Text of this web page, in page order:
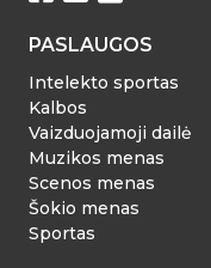
PASLAUGOS
Intelekto sportas
Kalbos
Vaizduojamoji dailė
Muzikos menas
Scenos menas
Šokio menas
Sportas